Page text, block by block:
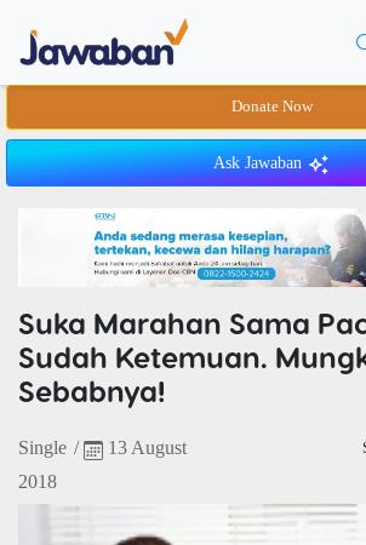
Donate Now
Ask Jawaban
Suka Marahan Sama
Sudah Ketemuan.
Sebabnya!
Single /
13 August
2018